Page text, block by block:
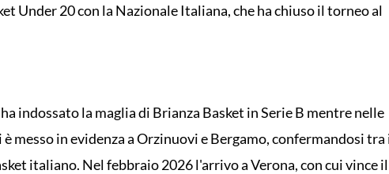
Under 20 con la Nazionale Italiana, che ha chiuso il torneo al
indossato la maglia di Brianza Basket in Serie B mentre nelle
è messo in evidenza a Orzinuovi e Bergamo, confermandosi tra
italiano. Nel febbraio 2026 l'arrivo a Verona, con cui vince il